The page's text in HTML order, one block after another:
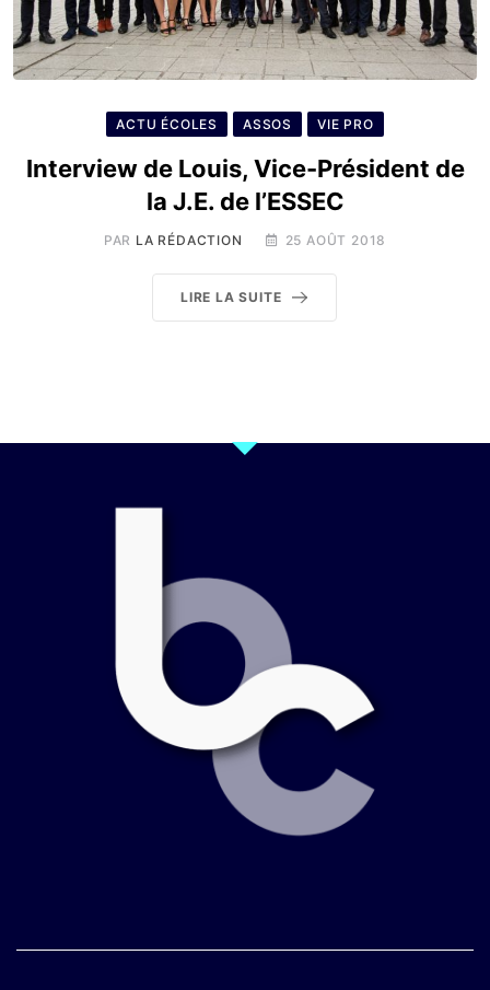
ACTU ÉCOLES ASSOS VIE PRO
Interview de Louis, Vice-Président de
la J.E. de l’ESSEC
PAR LA RÉDACTION 25 AOÛT 2018
LIRE LA SUITE